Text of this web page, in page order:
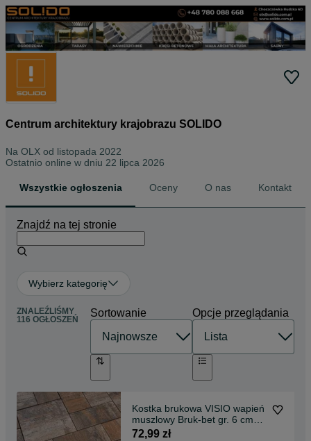
Centrum architektury krajobrazu SOLIDO
Na OLX od listopada 2022
Ostatnio online w dniu 22 lipca 2026
Wszystkie ogłoszenia Oceny O nas Kontakt
Znajdź na tej stronie
Wybierz kategorię
ZNALEŹLIŚMY
116 OGŁOSZEŃ
Sortowanie Opcje przeglądania
Kostka brukowa VISIO wapień
muszlowy Bruk-bet gr. 6 cm
podjazd taras
72,99 zł